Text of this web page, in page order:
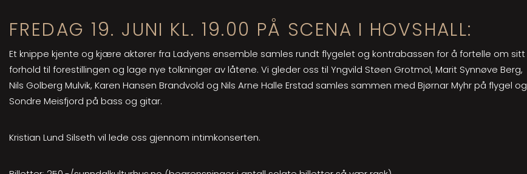
FREDAG 19. JUNI KL. 19.00 PÅ SCENA I HOVSHALL:
Et knippe kjente og kjære aktører fra Ladyens ensemble samles rundt flygelet og kontrabassen for å fortelle om sitt
forhold til forestillingen og lage nye tolkninger av låtene. Vi gleder oss til Yngvild Støen Grotmol, Marit Synnøve Berg,
Nils Golberg Mulvik, Karen Hansen Brandvold og Nils Arne Halle Erstad samles sammen med Bjørnar Myhr på flygel og
Sondre Meisfjord på bass og gitar.
Kristian Lund Silseth vil lede oss gjennom intimkonserten.